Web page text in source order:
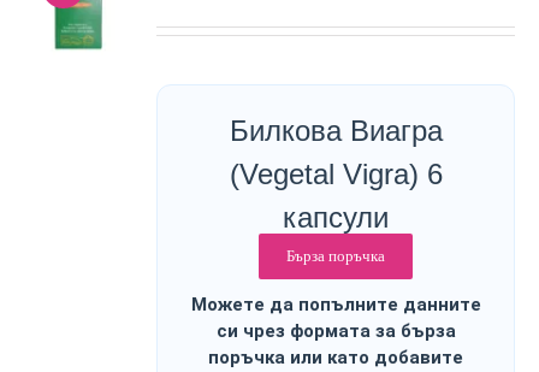
Билкова Виагра
(Vegetal Vigra) 6
капсули
Бърза поръчка
Можете да попълните данните
си чрез формата за бърза
поръчка или като добавите